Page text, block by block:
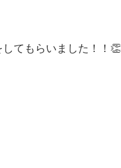
てもらいました！！👏